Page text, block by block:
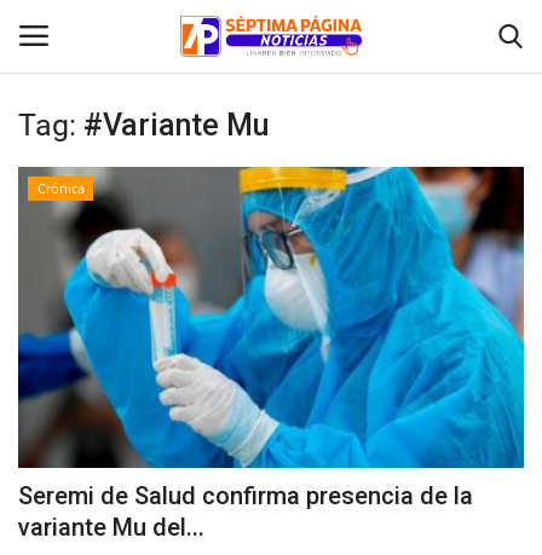
Inicio
Crónica
Policial
Tribunales
Deporte
Política
Espectáculos
Tag: #Variante Mu
Crónica
Seremi de Salud confirma presencia de la
variante Mu del...